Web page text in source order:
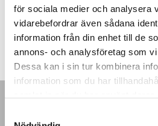
för sociala medier och analysera
vidarebefordrar även sådana
information från din enhet till de
annons- och analysföretag som
Dessa kan i sin tur kombinera
information som du har
375.00kr–885.00kr
375.00 kr
till
885.00 kr